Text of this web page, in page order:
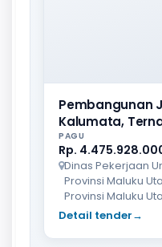
Pembangunan
Kalumata,
PAGU
Rp.
Dinas Pekerjaan
Provinsi Maluku
Provinsi Maluku
Detail tender→